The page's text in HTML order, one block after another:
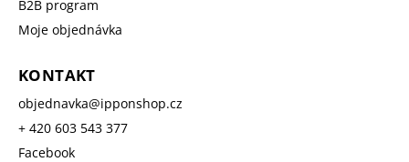
B2B program
Moje objednávka
KONTAKT
objednavka@ipponshop.cz
+ 420 603 543 377
Facebook